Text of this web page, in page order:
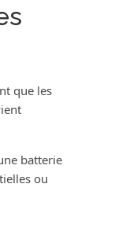
que les
batterie
ou